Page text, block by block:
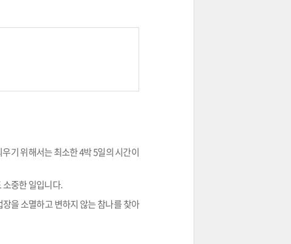
기 위해서는 최소한 4박 5일의 시간이
소중한 일입니다.
을 소멸하고 변하지 않는 참나를 찾아